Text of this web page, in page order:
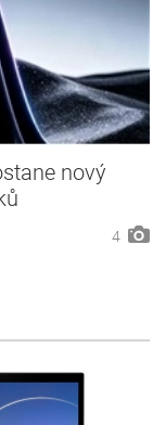
nový
4